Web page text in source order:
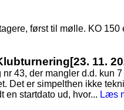
først til mølle. KO
[23. 11.
43, der mangler d.d. kun
Det er simpelthen ikke
startdato ud, hvor... Læs